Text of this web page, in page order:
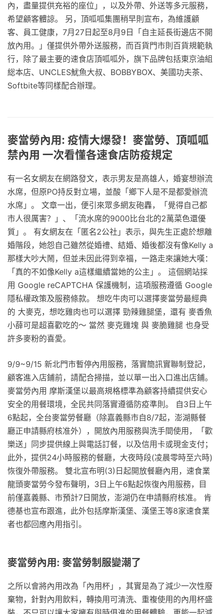
內，盡量提供充裕的座位」，以及外帶、外送等多元服務，
希望顧客體諒。 另，頂呱呱集團稍早則宣布，為維護顧
客、員工健康，7月27日起至8月9日「自主延長街邊店不開
放內用。」僅提供外帶外送服務，而百貨門市則百貨規範執
行，除了最主要的速食店頂呱呱外，旗下品牌包括東京油組
総本店、UNCLES魷魚大叔、BOBBYBOX、美國功夫茶、
Softbite等同樣配合辦理。
麥當勞內用: 疫情大爆發！麥當勞、頂呱呱
禁內用 一次看懂各速食店防疫規定
有一名女網友在網路發文，表示男友是高雄人，婚宴想辦流
水席，但原PO持反對立場，並酸「鄉下人是不是都愛辦流
水席」。 文章一出，便引來眾多網友砲轟，「覺得自己都
市人很厲害？」、「流水席的9000比台北的2萬菜色還優
質」。 有女網友在「匿名2公社」表示，與先生正處於想離
婚階段，她怨自己雖然從婚禮、結婚、婚後都沒有像Kelly a
那樣大吵大鬧，但並未因此得到幸福，一路走來讓她大嘆：
「真的不如像Kelly a這樣繼續當她的公主」。 這個網站採
用 Google reCAPTCHA 保護機制，這項服務遵循 Google
隱私權政策及服務條款。 想吃牛肉可以選擇麥當勞最經典
的 大麥克，想吃雞肉也可以選擇 勁辣雞腿堡，還有 麥香魚
小薛可是超喜歡吃的～ 當然 麥克雞塊 與 麥脆雞腿 也身受
許多麥粉的喜愛。
9/9~9/15 新北門市暫停內用服務，落實簡訊實聯制登記，
顧客進入店鋪前，請配合掃描，並以單一出入口進出店鋪。
麥當勞內用 摩斯漢堡以最高規格標準為顧客持續提供安心
安全的用餐環境，全民共同落實遵循防疫準則。 自3日上午
6點起，全台麥當勞餐廳（除嘉義縣市自8/7起，澎湖縣餐
廳正申請縣府核准外），開放內用服務與洗手間使用，「歡
樂送」同步提供線上與電話訂餐，以及信用卡或現金支付；
此外，提供24小時服務的餐廳，大夜時段(凌晨零時至六時)
恢復外帶服務。 雙北宣布明(3)日起開放餐廳內用，速食業
龍頭麥當勞今發布聲明，3日上午6點起恢復內用服務，目
前僅嘉義縣、市預計7日開放，澎湖仍在申請縣府核准。 肯
德基也宣布跟進，此外包括摩斯漢堡、漢堡王等8家速食業
者也都回應內用指引。
麥當勞內用: 麥當勞制服變潮了
之所以會將內用改為「內用杯」，其實是為了減少一次性廢
棄物，針對內用飲料，轉換用可清洗、重複使用的內用杯盛